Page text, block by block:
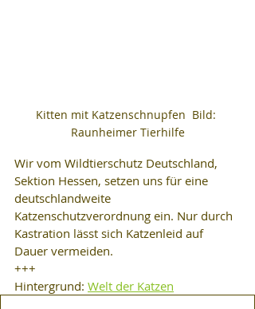
Kitten mit Katzenschnupfen  Bild:
Raunheimer Tierhilfe
Wir vom Wildtierschutz Deutschland,
Sektion Hessen, setzen uns für eine
deutschlandweite
Katzenschutzverordnung ein. Nur durch
Kastration lässt sich Katzenleid auf
Dauer vermeiden.
+++
Hintergrund: Welt der Katzen